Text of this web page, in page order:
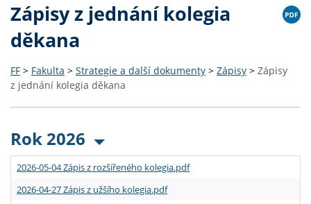
Zápisy z jednání kolegia
děkana
FF > Fakulta > Strategie a další dokumenty > Zápisy > Zápisy
z jednání kolegia děkana
Rok 2026
2026-05-04 Zápis z rozšířeného kolegia.pdf
2026-04-27 Zápis z užšího kolegia.pdf